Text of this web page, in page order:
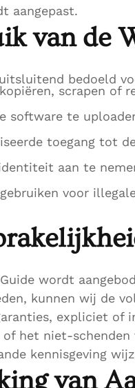
aangepast.
van de
bedoeld
scrapen of
software te
toegang tot
aan te
voor
wordt
kunnen wij de
expliciet
of het niet-
kennisgeving
van